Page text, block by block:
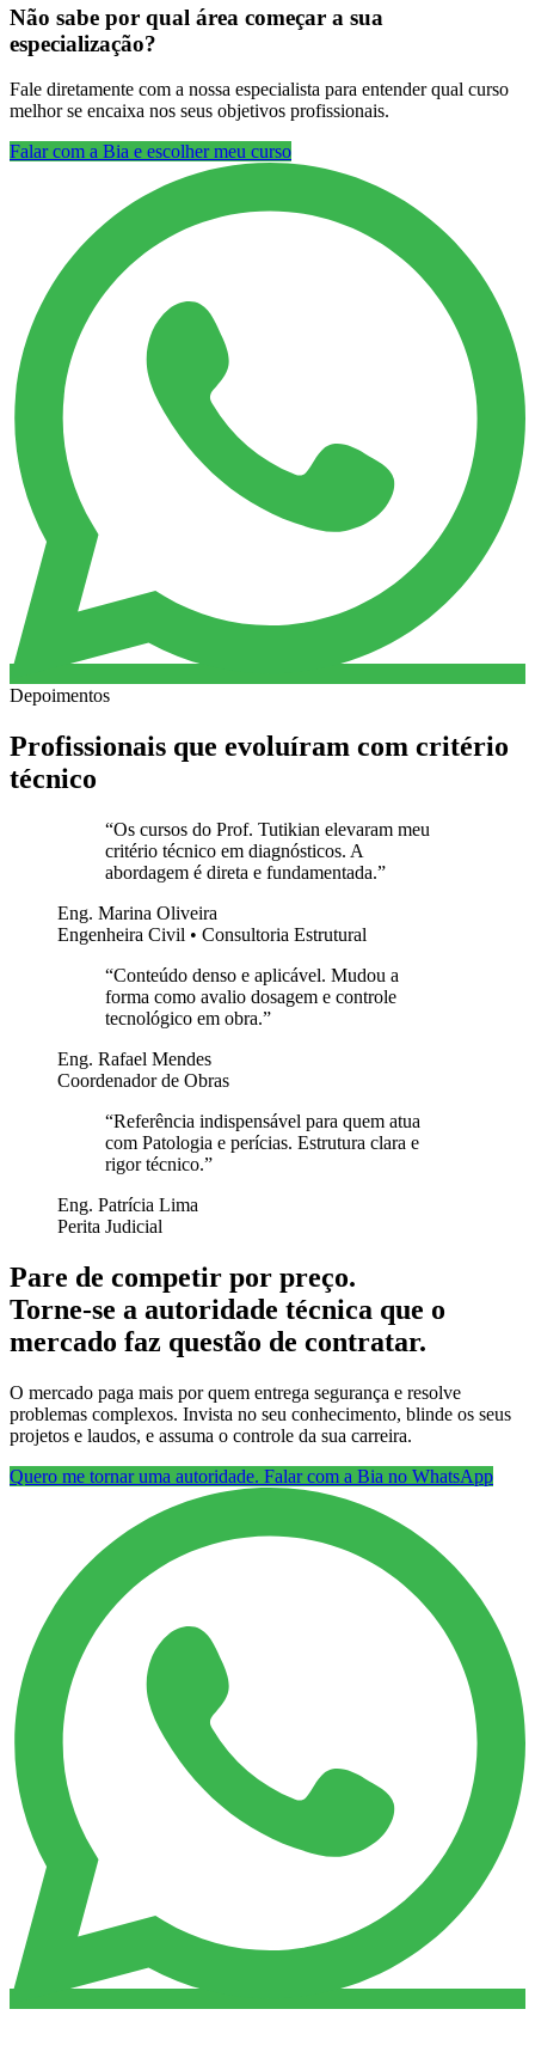
Não sabe por qual área começar a sua
especialização?
Fale diretamente com a nossa especialista para entender qual curso
melhor se encaixa nos seus objetivos profissionais.
Falar com a Bia e escolher meu curso
Depoimentos
Profissionais que evoluíram com critério
técnico
“Os cursos do Prof. Tutikian elevaram meu
critério técnico em diagnósticos. A
abordagem é direta e fundamentada.”
Eng. Marina Oliveira
Engenheira Civil • Consultoria Estrutural
“Conteúdo denso e aplicável. Mudou a
forma como avalio dosagem e controle
tecnológico em obra.”
Eng. Rafael Mendes
Coordenador de Obras
“Referência indispensável para quem atua
com Patologia e perícias. Estrutura clara e
rigor técnico.”
Eng. Patrícia Lima
Perita Judicial
Pare de competir por preço.
Torne-se a autoridade técnica que o
mercado faz questão de contratar.
O mercado paga mais por quem entrega segurança e resolve
problemas complexos. Invista no seu conhecimento, blinde os seus
projetos e laudos, e assuma o controle da sua carreira.
Quero me tornar uma autoridade. Falar com a Bia no WhatsApp